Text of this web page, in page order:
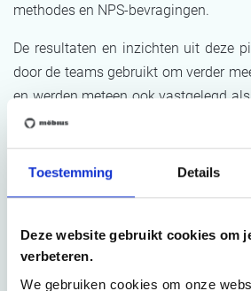
Toestemming Details
Deze website gebruikt cookies om
verbeteren.
We gebruiken cookies om onze
methodes en NPS-bevragingen.
De resultaten en inzichten uit deze
door de teams gebruikt om verder
en werden meteen ook vastgelegd
toekomstige klantenonderzoeken.
Resultaten
Het project leverde enkele concrete
Eenuitgebreide visietekstover